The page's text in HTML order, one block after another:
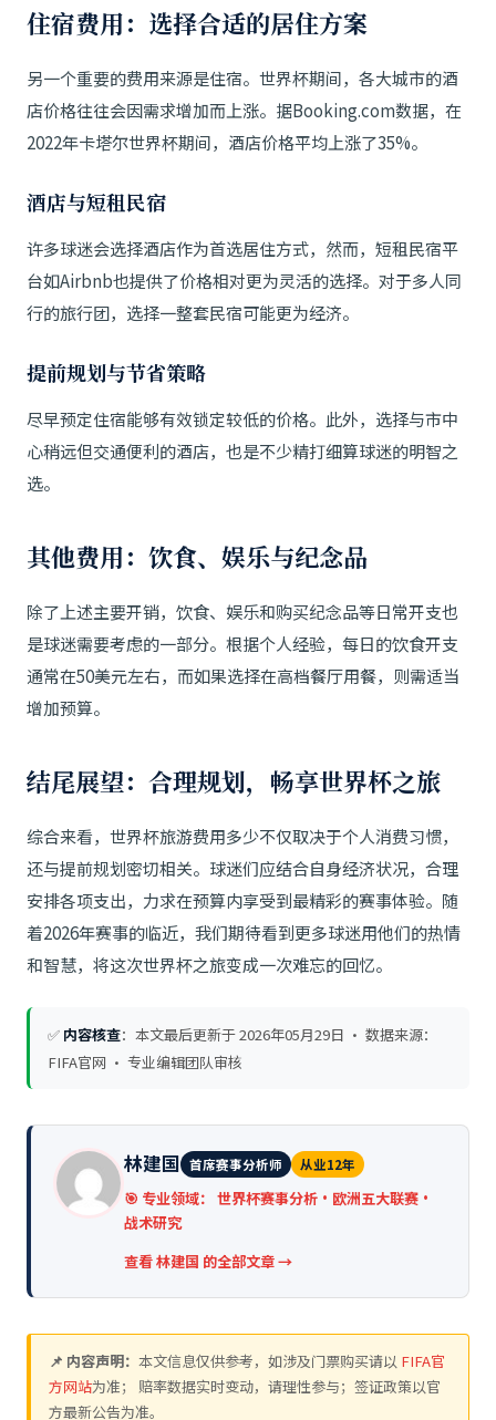
住宿费用：选择合适的居住方案
另一个重要的费用来源是住宿。世界杯期间，各大城市的酒
店价格往往会因需求增加而上涨。据Booking.com数据，在
2022年卡塔尔世界杯期间，酒店价格平均上涨了35%。
酒店与短租民宿
许多球迷会选择酒店作为首选居住方式，然而，短租民宿平
台如Airbnb也提供了价格相对更为灵活的选择。对于多人同
行的旅行团，选择一整套民宿可能更为经济。
提前规划与节省策略
尽早预定住宿能够有效锁定较低的价格。此外，选择与市中
心稍远但交通便利的酒店，也是不少精打细算球迷的明智之
选。
其他费用：饮食、娱乐与纪念品
除了上述主要开销，饮食、娱乐和购买纪念品等日常开支也
是球迷需要考虑的一部分。根据个人经验，每日的饮食开支
通常在50美元左右，而如果选择在高档餐厅用餐，则需适当
增加预算。
结尾展望：合理规划，畅享世界杯之旅
综合来看，世界杯旅游费用多少不仅取决于个人消费习惯，
还与提前规划密切相关。球迷们应结合自身经济状况，合理
安排各项支出，力求在预算内享受到最精彩的赛事体验。随
着2026年赛事的临近，我们期待看到更多球迷用他们的热情
和智慧，将这次世界杯之旅变成一次难忘的回忆。
✅ 内容核查：本文最后更新于2026年05月29日 · 数据来源：
FIFA官网 · 专业编辑团队审核
林建国 首席赛事分析师 从业12年
🎯 专业领域： 世界杯赛事分析·欧洲五大联赛·
战术研究
查看 林建国 的全部文章 →
📌 内容声明： 本文信息仅供参考，如涉及门票购买请以 FIFA官
方网站为准； 赔率数据实时变动，请理性参与；签证政策以官
方最新公告为准。